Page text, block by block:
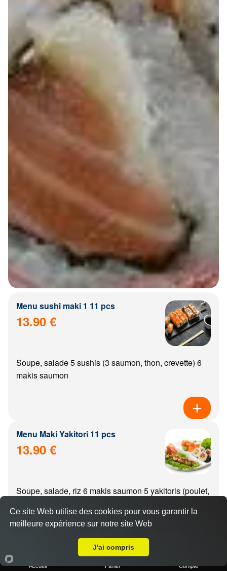
Menu sushi maki 1 11 pcs
13.90 €
Soupe, salade 5 sushis (3 saumon, thon, crevette) 6
makis saumon
Menu Maki Yakitori 11 pcs
13.90 €
Soupe, salade, riz 6 makis saumon 5 yakitoris (poulet,
Accueil Panier Compte
Ce site Web utilise des cookies pour vous garantir la
meilleure expérience sur notre site Web
J'ai compris